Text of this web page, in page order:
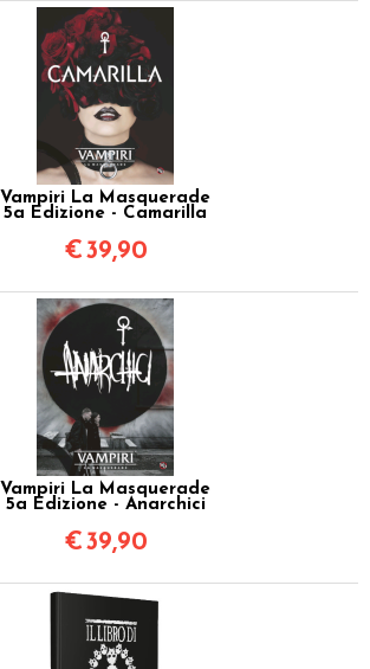
Vampiri La Masquerade
5a Edizione - Camarilla
€39,90
Vampiri La Masquerade
5a Edizione - Anarchici
€39,90